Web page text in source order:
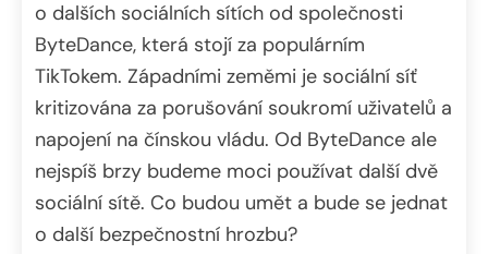
o dalších sociálních sítích od společnosti
ByteDance, která stojí za populárním
TikTokem. Západními zeměmi je sociální síť
kritizována za porušování soukromí uživatelů a
napojení na čínskou vládu. Od ByteDance ale
nejspíš brzy budeme moci používat další dvě
sociální sítě. Co budou umět a bude se jednat
o další bezpečnostní hrozbu?